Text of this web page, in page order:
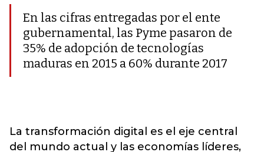
En las cifras entregadas por el ente
gubernamental, las Pyme pasaron de
35% de adopción de tecnologías
maduras en 2015 a 60% durante 2017
La transformación digital es el eje central
del mundo actual y las economías líderes,